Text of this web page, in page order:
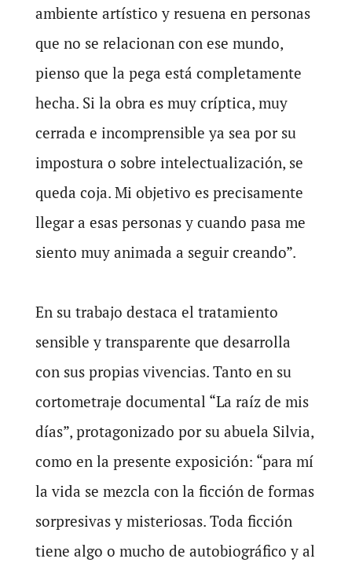
ambiente artístico y resuena en personas
que no se relacionan con ese mundo,
pienso que la pega está completamente
hecha. Si la obra es muy críptica, muy
cerrada e incomprensible ya sea por su
impostura o sobre intelectualización, se
queda coja. Mi objetivo es precisamente
llegar a esas personas y cuando pasa me
siento muy animada a seguir creando”.
En su trabajo destaca el tratamiento
sensible y transparente que desarrolla
con sus propias vivencias. Tanto en su
cortometraje documental “La raíz de mis
días”, protagonizado por su abuela Silvia,
como en la presente exposición: “para mí
la vida se mezcla con la ficción de formas
sorpresivas y misteriosas. Toda ficción
tiene algo o mucho de autobiográfico y al